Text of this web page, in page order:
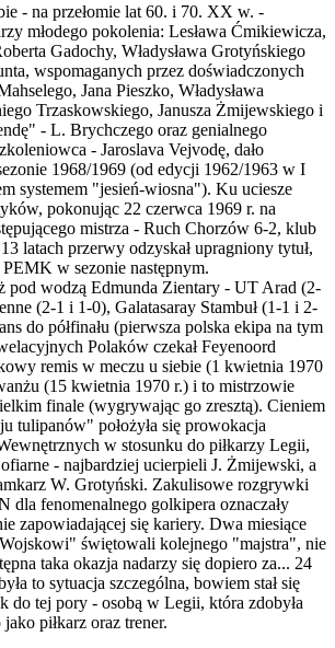
- na przełomie lat 60. i 70. XX w. -
młodego pokolenia: Lesława Ćmikiewicza,
Gadochy, Władysława Grotyńskiego
wspomaganych przez doświadczonych
Jana Pieszko, Władysława
Trzaskowskiego, Janusza Żmijewskiego i
- L. Brychczego oraz genialnego
- Jaroslava Vejvodę, dało
1968/1969 (od edycji 1962/1963 w I
systemem "jesień-wiosna"). Ku uciesze
pokonując 22 czerwca 1969 r. na
mistrza - Ruch Chorzów 6-2, klub
latach przerwy odzyskał upragniony tytuł,
w sezonie następnym.
pod wodzą Edmunda Zientary - UT Arad (2-
(2-1 i 1-0), Galatasaray Stambuł (1-1 i 2-
do półfinału (pierwsza polska ekipa na tym
Polaków czekał Feyenoord
remis w meczu u siebie (1 kwietnia 1970
(15 kwietnia 1970 r.) i to mistrzowie
finale (wygrywając go zresztą). Cieniem
tulipanów" położyła się prowokacja
w stosunku do piłkarzy Legii,
- najbardziej ucierpieli J. Żmijewski, a
W. Grotyński. Zakulisowe rozgrywki
dla fenomenalnego golkipera oznaczały
zapowiadającej się kariery. Dwa miesiące
świętowali kolejnego "majstra", nie
taka okazja nadarzy się dopiero za... 24
to sytuacja szczególna, bowiem stał się
do tej pory - osobą w Legii, która zdobyła
piłkarz oraz trener.